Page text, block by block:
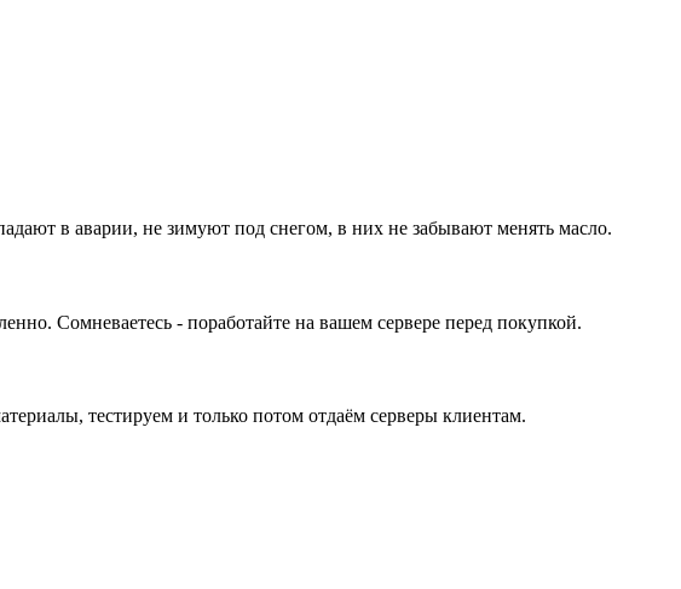
в аварии, не зимуют под снегом, в них не забывают менять масло.
Сомневаетесь - поработайте на вашем сервере перед покупкой.
тестируем и только потом отдаём серверы клиентам.